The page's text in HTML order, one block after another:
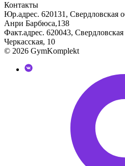
Контакты
Юр.адрес. 620131, Свердловская
Анри Барбюса,138
Факт.адрес. 620043, Свердловская
Черкасская, 10
© 2026 GymKomplekt